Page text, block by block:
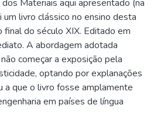
Materiais aqui apresentado (na
livro clássico no ensino desta
final do século XIX. Editado em
A abordagem adotada
começar a exposição pela
optando por explanações
a que o livro fosse amplamente
em países de língua